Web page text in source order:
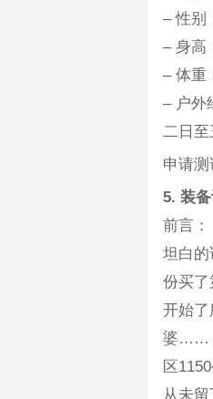
– 性别
– 身高
– 体重
– 户外
二日至
申请
5. 装
前言：
坦白的
份买
开始
婆……
区
从未